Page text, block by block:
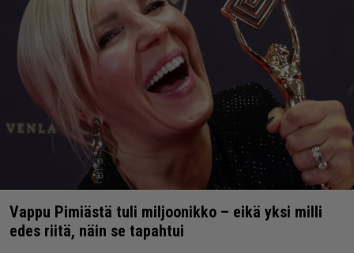
Vappu Pimiästä tuli miljoonikko – eikä yksi milli
edes riitä, näin se tapahtui